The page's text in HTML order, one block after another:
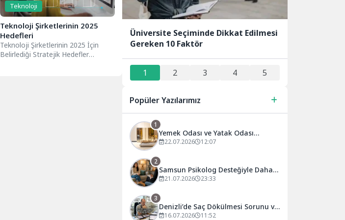
Teknoloji
Teknoloji Şirketlerinin 2025
Hedefleri
Teknoloji Şirketlerinin 2025 İçin
Belirlediği Stratejik Hedefler
Üniversite Seçiminde Dikkat Edilmesi
Gereken 10 Faktör
1 2 3 4 5
Popüler Yazılarımız
1
Yemek Odası ve Yatak Odası
Seçiminde Uzun Yıllar Memnun
22.07.2026 12:07
2
Samsun Psikolog Desteğiyle Daha
Dengeli Bir Yaşam: Atakum’da
21.07.2026 23:33
3
Denizli’de Saç Dökülmesi Sorunu ve
Uzmanların Önerileri
16.07.2026 11:52